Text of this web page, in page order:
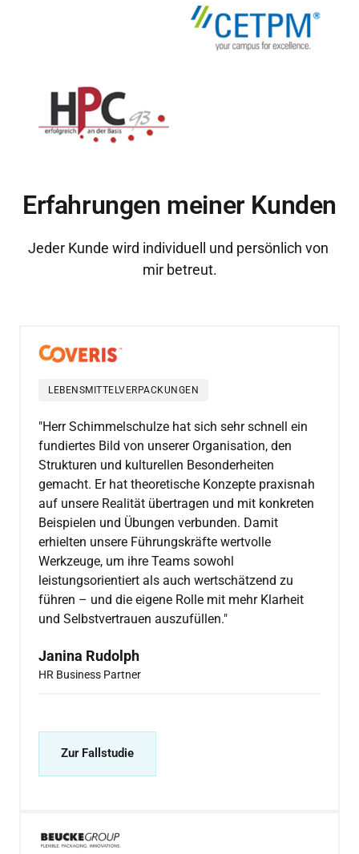
Erfahrungen meiner Kunden
Jeder Kunde wird individuell und persönlich von
mir betreut.
LEBENSMITTELVERPACKUNGEN
"Herr Schimmelschulze hat sich sehr schnell ein
fundiertes Bild von unserer Organisation, den
Strukturen und kulturellen Besonderheiten
gemacht. Er hat theoretische Konzepte praxisnah
auf unsere Realität übertragen und mit konkreten
Beispielen und Übungen verbunden. Damit
erhielten unsere Führungskräfte wertvolle
Werkzeuge, um ihre Teams sowohl
leistungsorientiert als auch wertschätzend zu
führen – und die eigene Rolle mit mehr Klarheit
und Selbstvertrauen auszufüllen."
Janina Rudolph
HR Business Partner
Zur Fallstudie